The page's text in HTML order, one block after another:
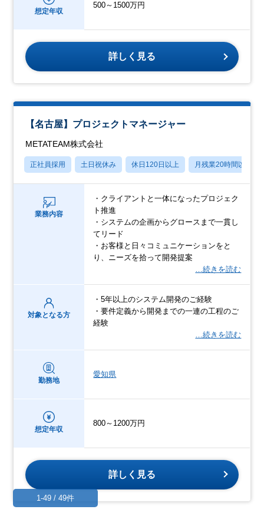
想定年収
500～1500万円
詳しく見る
【名古屋】プロジェクトマネージャー
METATEAM株式会社
正社員採用 土日祝休み 休日120日以上 月残業20時間以内
業務内容
・クライアントと一体になったプロジェク
ト推進
・システムの企画からグロースまで一貫し
てリード
・お客様と日々コミュニケーションをと
り、ニーズを拾って開発提案
…続きを読む
対象となる方
・5年以上のシステム開発のご経験
・要件定義から開発までの一連の工程のご
経験
…続きを読む
勤務地
愛知県
想定年収
800～1200万円
詳しく見る
1-49 / 49件